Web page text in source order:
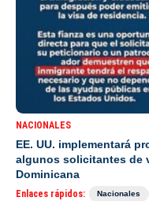
NACIONALES
EE. UU. implementará
algunos solicitantes de
Dominicana
Enlaces rápidos: Nacionales